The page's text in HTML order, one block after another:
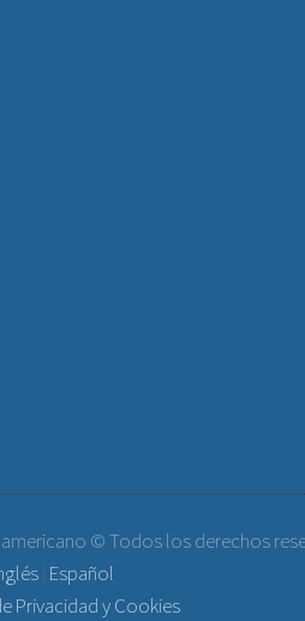
© Todos los derechos
| Español
Privacidad y Cookies